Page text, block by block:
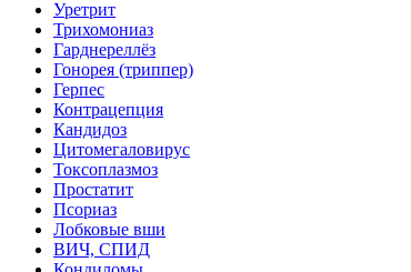
Уретрит
Трихомониаз
Гарднереллёз
Гонорея (триппер)
Герпес
Контрацепция
Кандидоз
Цитомегаловирус
Токсоплазмоз
Простатит
Псориаз
Лобковые вши
ВИЧ, СПИД